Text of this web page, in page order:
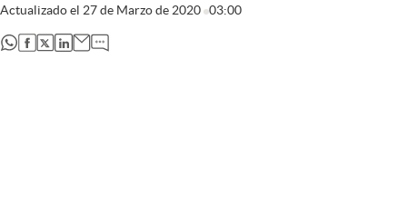
Actualizado el 27 de Marzo de 2020 03:00
abre en nueva pestaña
abre en nueva pestaña
abre en nueva pestaña
abre en nueva pestaña